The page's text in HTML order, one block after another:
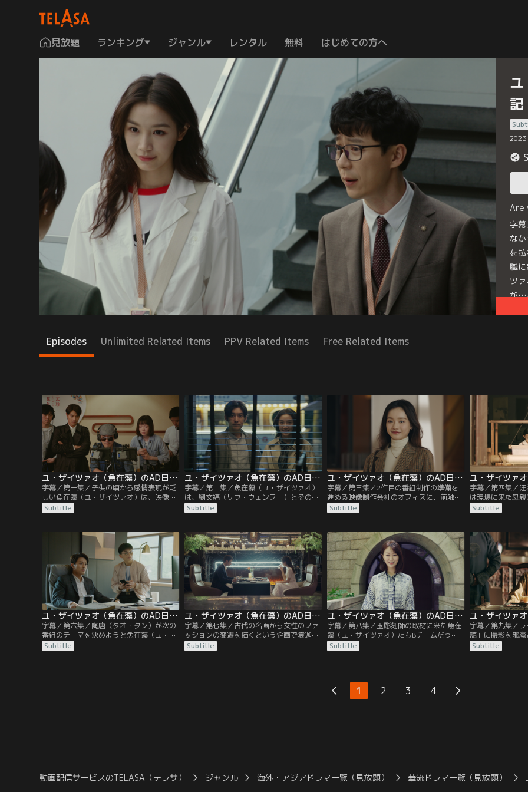
見放題 ランキング ジャンル レンタル 無料 はじめての方へ
2023
Are
字
な
を
職
ツ
が…
Episodes Unlimited Related Items PPV Related Items Free Related Items
ユ・ザイツァオ（魚在藻）のAD日記 第01話／字幕
字幕／第一集／子供の頃から感情表現が乏
しい魚在藻（ユ・ザイツァオ）は、映像制
作会社に入社。同じ時期に文化財専門家の
陶唐（タオ・タン）も、親友に頼まれて番
（タオ・タン）が蘇（そ）州博物館でロケ
を行っていると、そこにやってきた司会者
は穆（ムー）監督と犬猿の仲の汪希寧（ワ
ン・シーニン）だった。
Subtitle
ユ・ザイツァオ（魚在藻）のAD日記 第02話／字幕
字幕／第二集／魚在藻（ユ・ザイツァオ）
は、劉文福（リウ・ウェンフー）とその娘
が仕事のことでもめているシーンを撮影
し、放送しようとしていた。しかし陶唐
なら番組を降板すると言い出す。魚在藻
（ユ・ザイツァオ）は陶唐（タオ・タン）
を説得しながら、劉文福（リウ・ウェンフ
ー）の工房へ。
Subtitle
ユ・ザイツァオ（魚在藻）のAD日記 第03話／字幕
字幕／第三集／2作目の番組制作の準備を
進める映像制作会社のオフィスに、前触れ
もなく袁迦螢（ユエン・ジアイン）ディレ
クターが現れる。袁迦螢（ユエン・ジアイ
て呼び寄せられた、魚在藻（ユ・ザイツァ
オ）のライバルとなる存在だった。魚在藻
（ユ・ザイツァオ）を辞めさせたい顧時雍
（グー・シーヨン）は…。
Subtitle
字幕／第四集／
は現場に来た母
に言われる。そ
藻（ユ・ザイツ
づれ織り工房で
イン）がつづれ
について話して
Subtitle
ユ・ザイツァオ（魚在藻）のAD日記 第06話／字幕
字幕／第六集／陶唐（タオ・タン）が次の
番組のテーマを決めようと魚在藻（ユ・ザ
イツァオ）に電話をかけると、ちょうど魚
在藻（ユ・ザイツァオ）は舒容（シュー・
Subtitle
ユ・ザイツァオ（魚在藻）のAD日記 第07話／字幕
字幕／第七集／古代の名画から女性のファ
ッションの変遷を描くという企画で袁迦瑩
（ユエン・ジアイン）に勝利した魚在藻
（ユ・ザイツァオ）。だがその後には顧時
Subtitle
ユ・ザイツァオ（魚在藻）のAD日記 第08話／字幕
字幕／第八集／玉彫刻師の取材に来た魚在
藻（ユ・ザイツァオ）たちBチームだった
が、「文化財物語」のプロデューサー方チ
ュエン（ファン・チュエン）から嫌がらせ
いい案が思い浮かばない。そんな中、汪希
寧（ワン・シーニン）の息子 黙黙（モーモ
ー）が母親を求めて会社に来てしまう。
Subtitle
字幕／第九集／
語」に撮影を邪
ツァオ）は、別
現映像を交えて
Subtitle
1 2 3 4
動画配信サービスのTELASA（テラサ） ジャンル 海外・アジアドラマ一覧（見放題） 華流ドラマ一覧（見放題）